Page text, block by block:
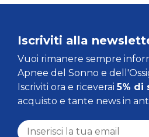
Iscriviti alla
Vuoi rimanere sempre
Apnee del Sonno e
Iscriviti ora e riceverai5% di
acquisto e tante news in